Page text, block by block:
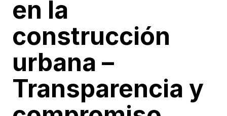
en la
construcción
urbana –
Transparencia y